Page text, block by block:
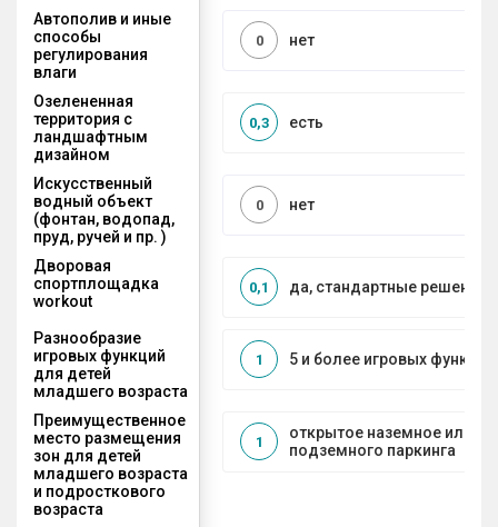
Автополив и иные
способы
регулирования
влаги
нет
0
Озелененная
территория с
ландшафтным
дизайном
есть
0,3
Искусственный
водный объект
(фонтан, водопад,
пруд, ручей и пр. )
нет
0
Дворовая
спортплощадка
workout
да, стандартные решения
0,1
Разнообразие
игровых функций
для детей
младшего возраста
5 и более игровых функций
1
Преимущественное
место размещения
зон для детей
младшего возраста
и подросткового
возраста
открытое наземное или на
подземного паркинга
1